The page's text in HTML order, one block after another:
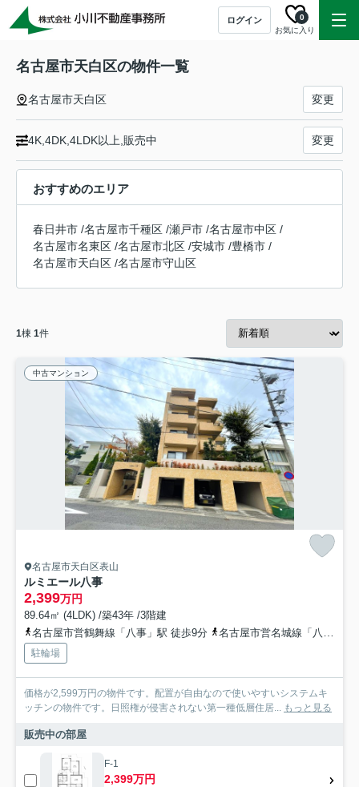
ログイン
お気に入り
0
名古屋市天白区の物件一覧
名古屋市天白区 変更
4K,4DK,4LDK以上,販売中 変更
おすすめのエリア
春日井市 /名古屋市千種区 /瀬戸市 /名古屋市中区 /
名古屋市名東区 /名古屋市北区 /安城市 /豊橋市 /
名古屋市天白区 /名古屋市守山区
1棟 1件
中古マンション
名古屋市天白区表山
ルミエール八事
2,399万円
89.64㎡ (4LDK) /築43年 /3階建
名古屋市営鶴舞線「八事」駅 徒歩9分
名古屋市営名城線「八事」駅 徒歩9分
駐輪場
価格が2,599万円の物件です。配置が自由なので使いやすいシステムキ
ッチンの物件です。日照権が侵害されない第一種低層住居... もっと見る
販売中の部屋
F-1
2,399万円